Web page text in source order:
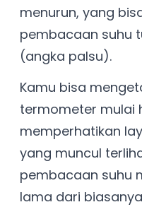
menurun, yang
pembacaan suhu
(angka palsu).
Kamu bisa
termometer mulai
memperhatikan
yang muncul
pembacaan suhu
lama dari